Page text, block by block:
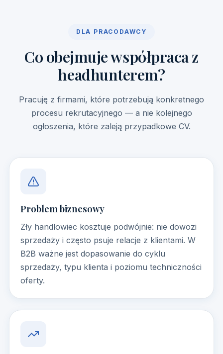
DLA PRACODAWCY
Co obejmuje współpraca z
headhunterem?
Pracuję z firmami, które potrzebują konkretnego
procesu rekrutacyjnego — a nie kolejnego
ogłoszenia, które zaleją przypadkowe CV.
Problem biznesowy
Zły handlowiec kosztuje podwójnie: nie dowozi
sprzedaży i często psuje relacje z klientami. W
B2B ważne jest dopasowanie do cyklu
sprzedaży, typu klienta i poziomu techniczności
oferty.